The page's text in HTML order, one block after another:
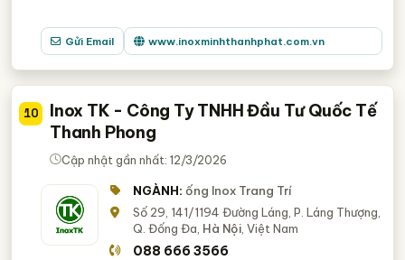
Gửi Email www.inoxminhthanhphat.com.vn
10
Inox TK - Công Ty TNHH Đầu Tư Quốc Tế
Thanh Phong
Cập nhật gần nhất: 12/3/2026
NGÀNH: ống Inox Trang Trí
Số 29, 141/1194 Đường Láng, P. Láng Thượng,
Q. Đống Đa, Hà Nội , Việt Nam
088 666 3566